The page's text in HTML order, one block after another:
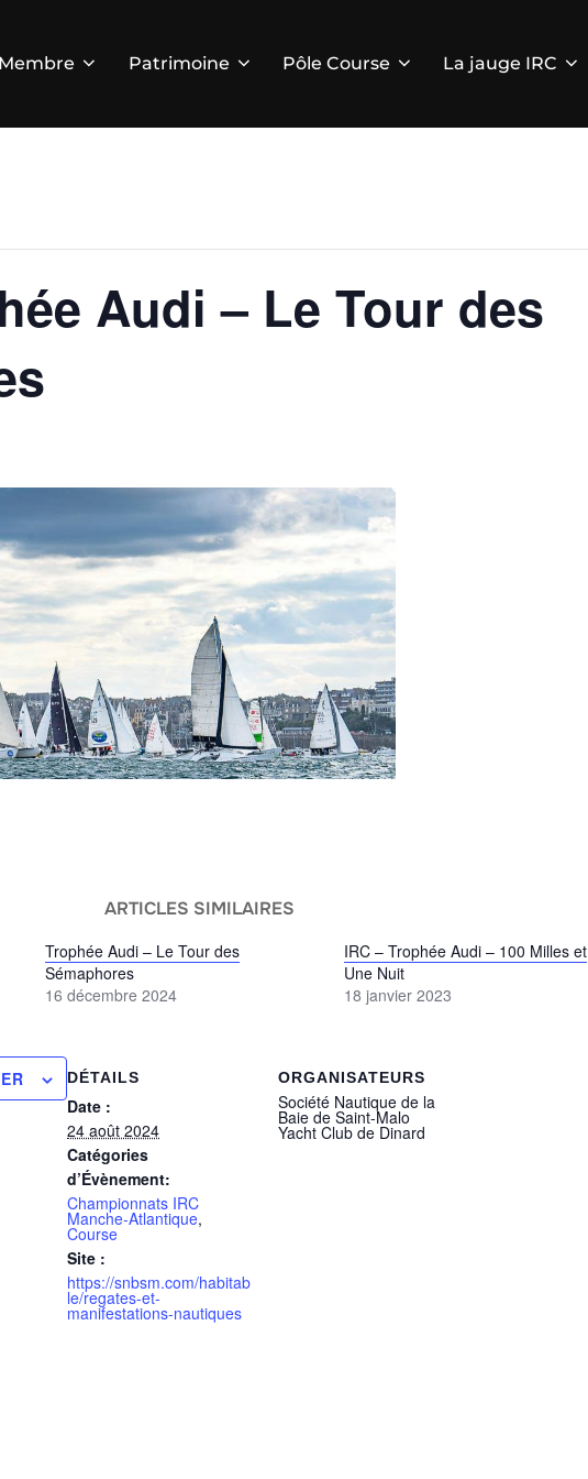
Membre Patrimoine Pôle Course La jauge IRC
Audi – Le Tour des
ARTICLES SIMILAIRES
Trophée Audi – Le Tour des
Sémaphores
16 décembre 2024
IRC – Trophée Audi – 100 Milles et
Une Nuit
18 janvier 2023
DÉTAILS
Date :
24 août 2024
Catégories
d’Évènement:
Championnats IRC
Manche-Atlantique,
Course
Site :
https://snbsm.com/habitab
le/regates-et-
manifestations-nautiques
ORGANISATEURS
Société Nautique de la
Baie de Saint-Malo
Yacht Club de Dinard